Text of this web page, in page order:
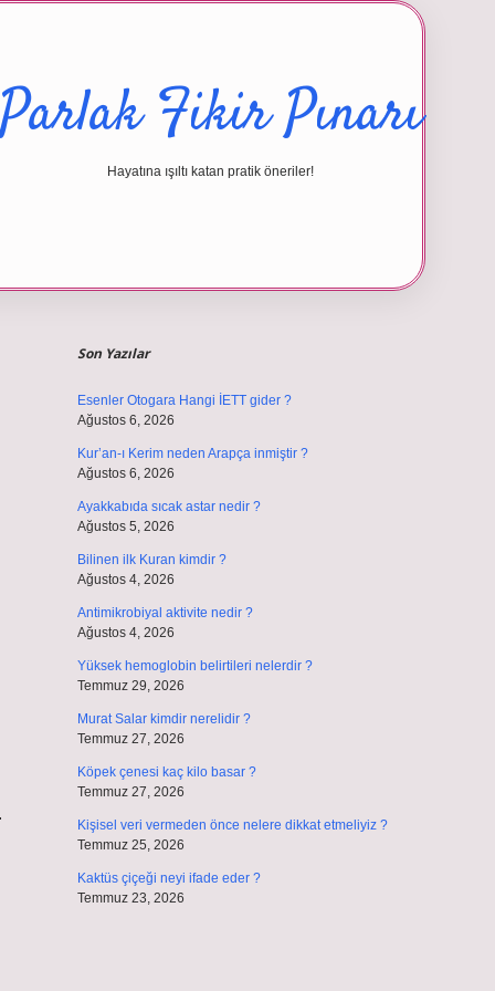
Parlak Fikir Pınarı
Hayatına ışıltı katan pratik öneriler!
Son Yazılar
Esenler Otogara Hangi İETT gider ?
Ağustos 6, 2026
Kur’an-ı Kerim neden Arapça inmiştir ?
Ağustos 6, 2026
Ayakkabıda sıcak astar nedir ?
Ağustos 5, 2026
Bilinen ilk Kuran kimdir ?
Ağustos 4, 2026
Antimikrobiyal aktivite nedir ?
Ağustos 4, 2026
Yüksek hemoglobin belirtileri nelerdir ?
Temmuz 29, 2026
Murat Salar kimdir nerelidir ?
Temmuz 27, 2026
Köpek çenesi kaç kilo basar ?
Temmuz 27, 2026
Kişisel veri vermeden önce nelere dikkat etmeliyiz ?
Temmuz 25, 2026
Kaktüs çiçeği neyi ifade eder ?
Temmuz 23, 2026